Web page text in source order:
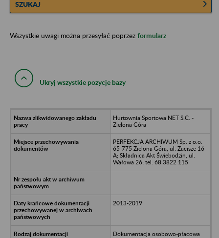
SZUKAJ
Wszystkie uwagi można przesyłać poprzez formularz
Ukryj wszystkie pozycje bazy
Hurtownia Sportowa NET S.C. -
Zielona Góra
PERFEKCJA ARCHIWUM Sp. z o.o.
65-775 Zielona Góra, ul. Zacisze 16
A; Składnica Akt Świebodzin, ul.
Wałowa 26; tel. 68 3822 115
2013-2019
Dokumentacja osobowo-płacowa